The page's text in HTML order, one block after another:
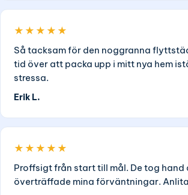
★★★★★
Så tacksam för den noggranna
tid över att packa upp i mitt nya hem
stressa.
Erik L.
★★★★★
Proffsigt från start till mål. De tog hand
överträffade mina förväntningar.